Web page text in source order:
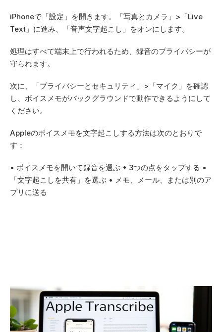
iPhoneで「設定」を開きます。「写真とカメラ」>「Live
Text」に進み、「音声文字起こし」をオンにします。
処理はすべて端末上で行われるため、録音のプライバシーが
守られます。
次に、「プライバシーとセキュリティ」>「マイク」を確認
し、ボイスメモがバックグラウンドで動作できるようにして
ください。
Appleのボイスメモを文字起こしする方法は次のとおりで
す：
• ボイスメモを開いて録音を選ぶ • 3つの点をタップする •
「文字起こしを共有」を選ぶ • メモ、メール、または別のア
プリに送る